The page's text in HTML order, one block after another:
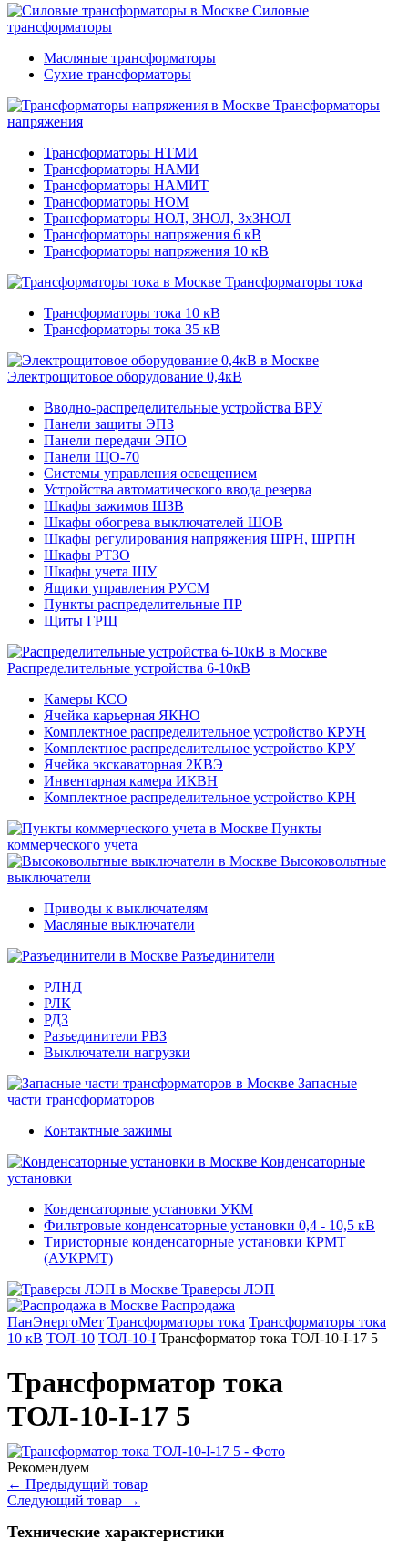
Силовые
трансформаторы
Масляные трансформаторы
Сухие трансформаторы
Трансформаторы
напряжения
Трансформаторы НТМИ
Трансформаторы НАМИ
Трансформаторы НАМИТ
Трансформаторы НОМ
Трансформаторы НОЛ, ЗНОЛ, 3хЗНОЛ
Трансформаторы напряжения 6 кВ
Трансформаторы напряжения 10 кВ
Трансформаторы тока
Трансформаторы тока 10 кВ
Трансформаторы тока 35 кВ
Электрощитовое оборудование 0,4кВ
Вводно-распределительные устройства ВРУ
Панели защиты ЭПЗ
Панели передачи ЭПО
Панели ЩО-70
Системы управления освещением
Устройства автоматического ввода резерва
Шкафы зажимов ШЗВ
Шкафы обогрева выключателей ШОВ
Шкафы регулирования напряжения ШРН, ШРПН
Шкафы РТЗО
Шкафы учета ШУ
Ящики управления РУСМ
Пункты распределительные ПР
Щиты ГРЩ
Распределительные устройства 6-10кВ
Камеры КСО
Ячейка карьерная ЯКНО
Комплектное распределительное устройство КРУН
Комплектное распределительное устройство КРУ
Ячейка экскаваторная 2КВЭ
Инвентарная камера ИКВН
Комплектное распределительное устройство КРН
Пункты
коммерческого учета
Высоковольтные
выключатели
Приводы к выключателям
Масляные выключатели
Разъединители
РЛНД
РЛК
РДЗ
Разъединители РВЗ
Выключатели нагрузки
Запасные
части трансформаторов
Контактные зажимы
Конденсаторные
установки
Конденсаторные установки УКМ
Фильтровые конденсаторные установки 0,4 - 10,5 кВ
Тиристорные конденсаторные установки КРМТ
(АУКРМТ)
Траверсы ЛЭП
Распродажа
ПанЭнергоМет Трансформаторы тока Трансформаторы тока
10 кВ ТОЛ-10 ТОЛ-10-I Трансформатор тока ТОЛ-10-I-17 5
Трансформатор тока
ТОЛ-10-I-17 5
Рекомендуем
← Предыдущий товар
Следующий товар →
Технические характеристики